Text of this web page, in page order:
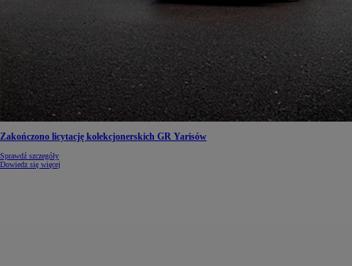
Zakończono licytację kolekcjonerskich GR Yarisów
Sprawdź szczegóły
Dowiedz się więcej